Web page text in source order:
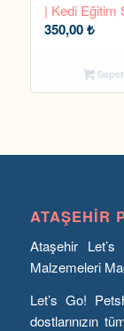
| Kedi Eğitim
350,00₺
ATAŞEHIR
Ataşehir
Malzemeleri
Let’s Go!
dostlarınızın